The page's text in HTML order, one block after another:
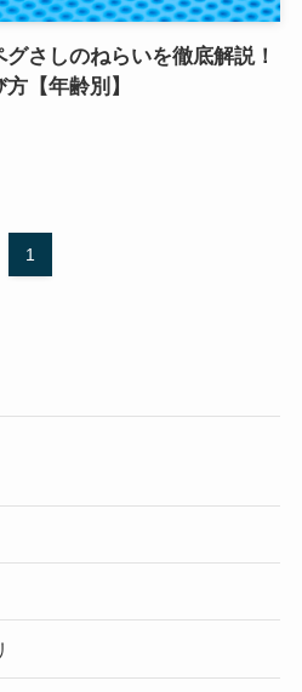
さしのねらいを徹底解説！
【年齢別】
1